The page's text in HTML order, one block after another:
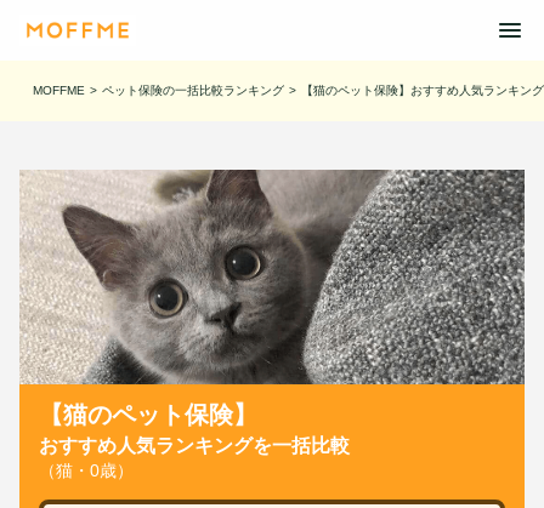
MOFFME > ペット保険の一括比較ランキング > 【猫のペット保険】おすすめ人気ランキン
【猫のペット保険】
おすすめ人気ランキングを一括比較
（猫・0歳）